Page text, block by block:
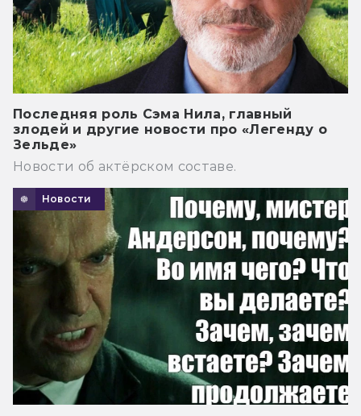
Последняя роль Сэма Нила, главный
злодей и другие новости про «Легенду о
Зельде»
Новости об актёрском составе.
Новости